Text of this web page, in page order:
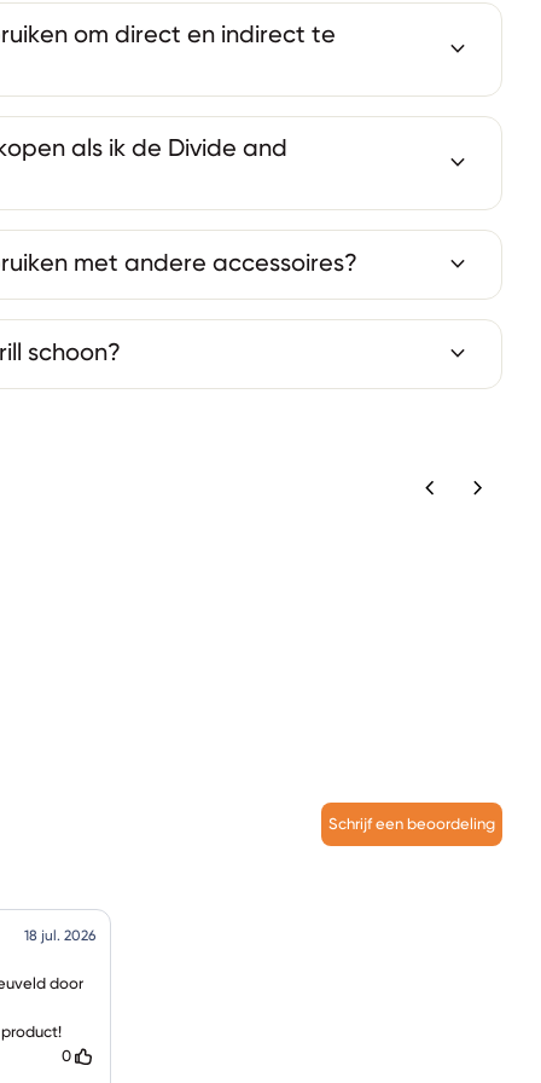
om direct en indirect te
expand_more
als ik de Divide and
expand_more
met andere accessoires? expand_more
schoon? expand_more
chevron_left chevron_right
Schrijf een beoordeling
18 jul. 2026
door
0